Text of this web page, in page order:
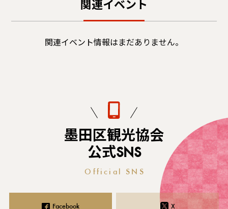
関連イベント
関連イベント情報はまだありません。
墨田区観光協会
公式SNS
Official SNS
Facebook X